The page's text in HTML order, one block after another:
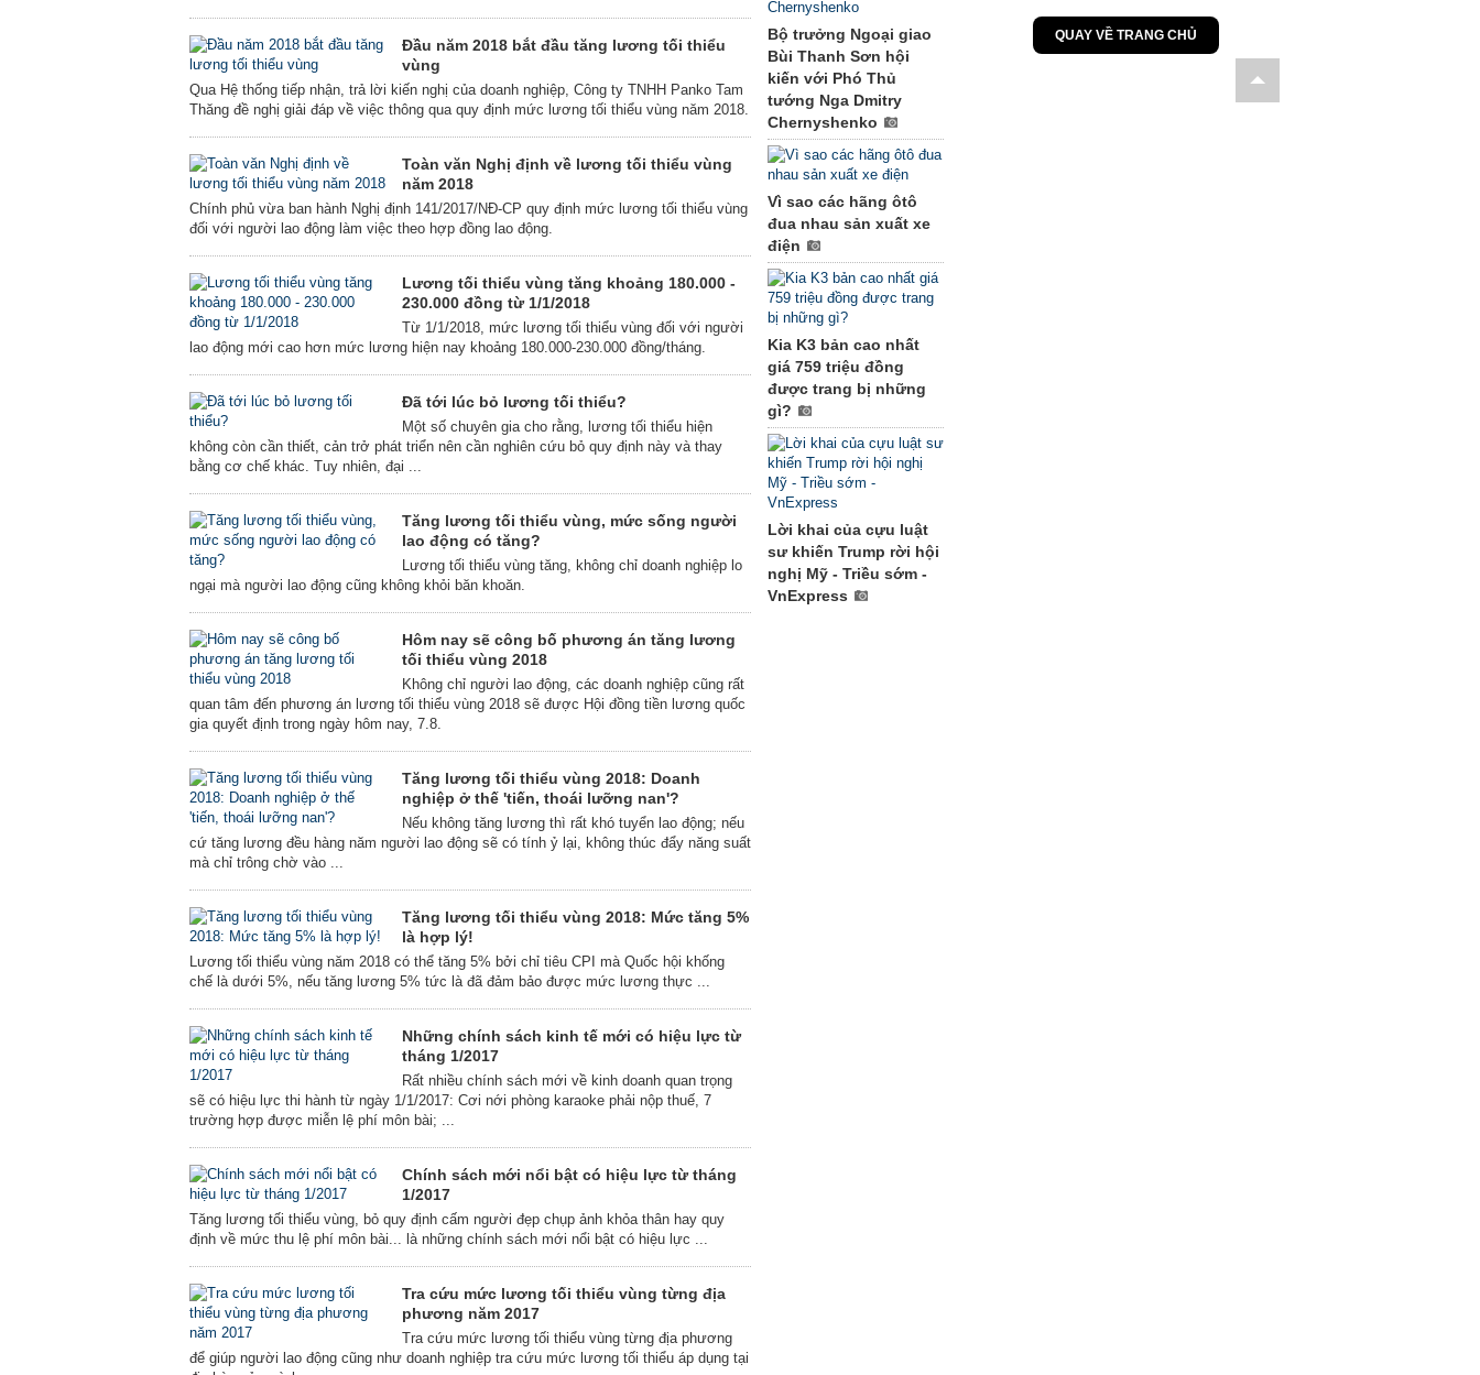
Đầu năm 2018 bắt đầu tăng lương tối thiểu
vùng
Qua Hệ thống tiếp nhận, trả lời kiến nghị của doanh nghiệp, Công ty TNHH Panko Tam
Thăng đề nghị giải đáp về việc thông qua quy định mức lương tối thiểu vùng năm 2018.
Toàn văn Nghị định về lương tối thiểu vùng
năm 2018
Chính phủ vừa ban hành Nghị định 141/2017/NĐ-CP quy định mức lương tối thiểu vùng
đối với người lao động làm việc theo hợp đồng lao động.
Lương tối thiểu vùng tăng khoảng 180.000 -
230.000 đồng từ 1/1/2018
Từ 1/1/2018, mức lương tối thiểu vùng đối với người
lao động mới cao hơn mức lương hiện nay khoảng 180.000-230.000 đồng/tháng.
Đã tới lúc bỏ lương tối thiểu?
Một số chuyên gia cho rằng, lương tối thiểu hiện
không còn cần thiết, cản trở phát triển nên cần nghiên cứu bỏ quy định này và thay
bằng cơ chế khác. Tuy nhiên, đại ...
Tăng lương tối thiểu vùng, mức sống người
lao động có tăng?
Lương tối thiểu vùng tăng, không chỉ doanh nghiệp lo
ngại mà người lao động cũng không khỏi băn khoăn.
Hôm nay sẽ công bố phương án tăng lương
tối thiểu vùng 2018
Không chỉ người lao động, các doanh nghiệp cũng rất
quan tâm đến phương án lương tối thiểu vùng 2018 sẽ được Hội đồng tiền lương quốc
gia quyết định trong ngày hôm nay, 7.8.
Tăng lương tối thiểu vùng 2018: Doanh
nghiệp ở thế 'tiến, thoái lưỡng nan'?
Nếu không tăng lương thì rất khó tuyển lao động; nếu
cứ tăng lương đều hàng năm người lao động sẽ có tính ỷ lại, không thúc đẩy năng suất
mà chỉ trông chờ vào ...
Tăng lương tối thiểu vùng 2018: Mức tăng 5%
là hợp lý!
Lương tối thiểu vùng năm 2018 có thể tăng 5% bởi chỉ tiêu CPI mà Quốc hội khống
chế là dưới 5%, nếu tăng lương 5% tức là đã đảm bảo được mức lương thực ...
Những chính sách kinh tế mới có hiệu lực từ
tháng 1/2017
Rất nhiều chính sách mới về kinh doanh quan trọng
sẽ có hiệu lực thi hành từ ngày 1/1/2017: Cơi nới phòng karaoke phải nộp thuế, 7
trường hợp được miễn lệ phí môn bài; ...
Chính sách mới nổi bật có hiệu lực từ tháng
1/2017
Tăng lương tối thiểu vùng, bỏ quy định cấm người đẹp chụp ảnh khỏa thân hay ​​​​​​​quy
định về mức thu lệ phí môn bài... là những chính sách mới nổi bật có hiệu lực ...
Tra cứu mức lương tối thiểu vùng từng địa
phương năm 2017
Tra cứu mức lương tối thiểu vùng từng địa phương
để giúp người lao động cũng như doanh nghiệp tra cứu mức lương tối thiểu áp dụng tại
Bộ trưởng Ngoại giao
Bùi Thanh Sơn hội
kiến với Phó Thủ
tướng Nga Dmitry
Chernyshenko
Vì sao các hãng ôtô
đua nhau sản xuất xe
điện
Kia K3 bản cao nhất
giá 759 triệu đồng
được trang bị những
gì?
Lời khai của cựu luật
sư khiến Trump rời hội
nghị Mỹ - Triều sớm -
VnExpress